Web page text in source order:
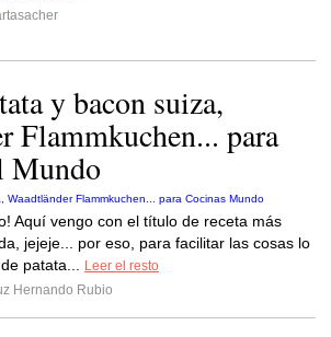
y bacon suiza,
Flammkuchen... para
Mundo
Aquí vengo con el título de receta más
jejeje... por eso, para facilitar las cosas lo
patata...
Leer el resto
Hernando Rubio